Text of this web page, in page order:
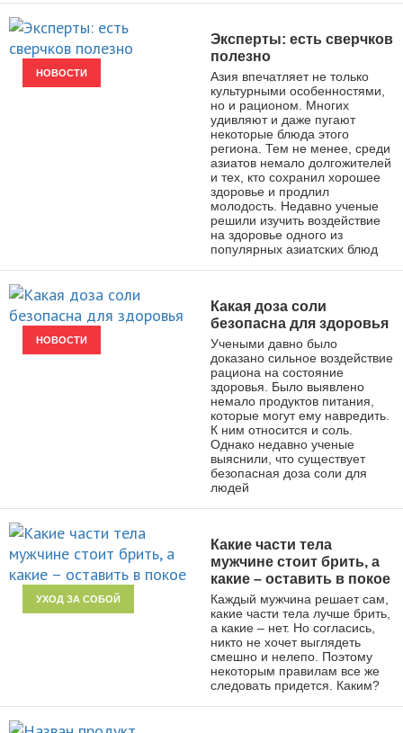
НОВОСТИ
Эксперты: есть сверчков
полезно
Азия впечатляет не только
культурными особенностями,
но и рационом. Многих
удивляют и даже пугают
некоторые блюда этого
региона. Тем не менее, среди
азиатов немало долгожителей
и тех, кто сохранил хорошее
здоровье и продлил
молодость. Недавно ученые
решили изучить воздействие
на здоровье одного из
популярных азиатских блюд
НОВОСТИ
Какая доза соли
безопасна для здоровья
Учеными давно было
доказано сильное воздействие
рациона на состояние
здоровья. Было выявлено
немало продуктов питания,
которые могут ему навредить.
К ним относится и соль.
Однако недавно ученые
выяснили, что существует
безопасная доза соли для
людей
УХОД ЗА СОБОЙ
Какие части тела
мужчине стоит брить, а
какие – оставить в покое
Каждый мужчина решает сам,
какие части тела лучше брить,
а какие – нет. Но согласись,
никто не хочет выглядеть
смешно и нелепо. Поэтому
некоторым правилам все же
следовать придется. Каким?